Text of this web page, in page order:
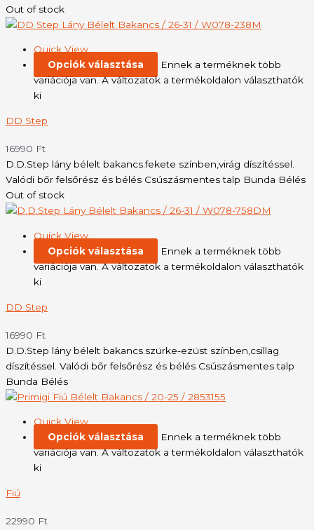
Out of stock
Quick View
Opciók választása
Ennek a terméknek több
variációja van. A változatok a termékoldalon választhatók
ki
DD Step
16990 Ft
D.D.Step lány bélelt bakancs.fekete színben,virág díszítéssel.
Valódi bőr felsőrész és bélés Csúszásmentes talp Bunda Bélés
Out of stock
Quick View
Opciók választása
Ennek a terméknek több
variációja van. A változatok a termékoldalon választhatók
ki
DD Step
16990 Ft
D.D.Step lány bélelt bakancs.szürke-ezüst színben,csillag
díszítéssel. Valódi bőr felsőrész és bélés Csúszásmentes talp
Bunda Bélés
Quick View
Opciók választása
Ennek a terméknek több
variációja van. A változatok a termékoldalon választhatók
ki
Fiú
22990 Ft